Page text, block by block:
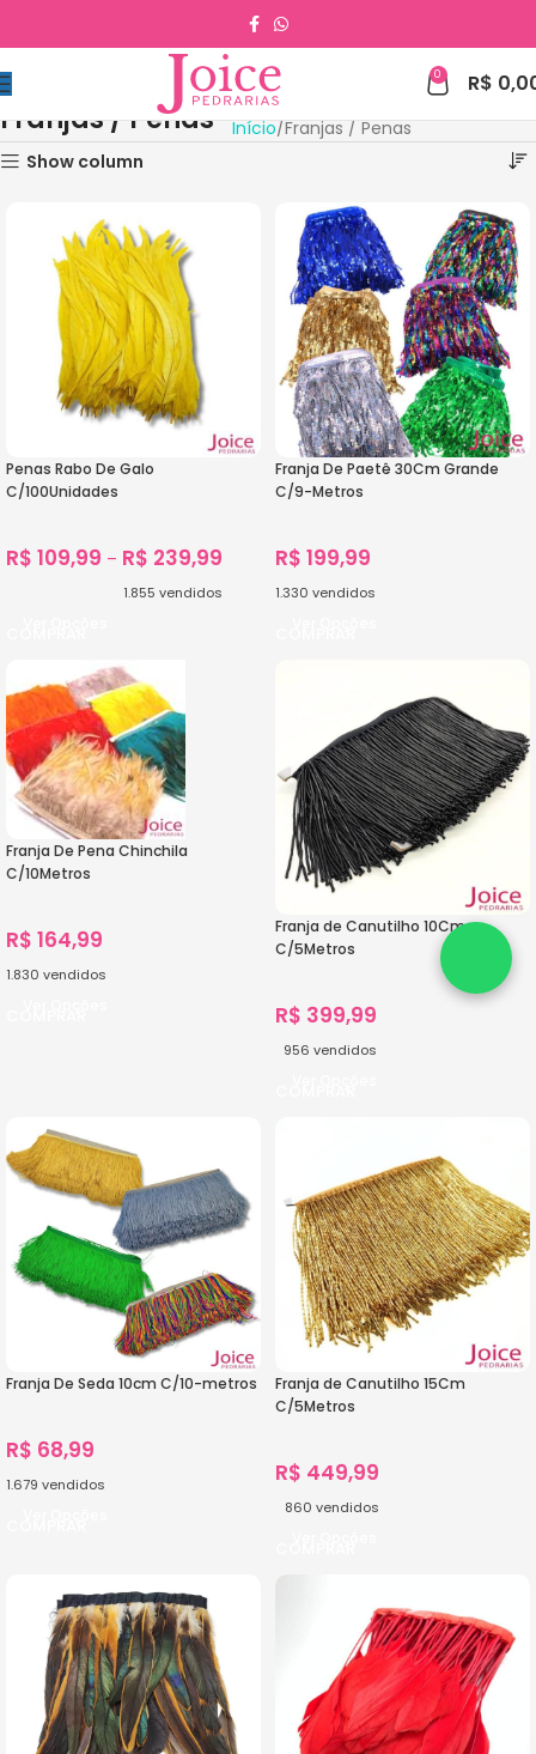
0 R$
Franjas / Penas Início Franjas / Penas
Show column
Penas Rabo De Galo
C/100Unidades
R$ 109,99 – R$ 239,99
1.855 vendidos
Franja De Paetê 30Cm Grande
C/9-Metros
R$ 199,99
1.330 vendidos
Franja De Pena Chinchila
C/10Metros
R$ 164,99
1.830 vendidos
Franja de Canutilho 10Cm
C/5Metros
R$ 399,99
956 vendidos
Franja De Seda 10cm C/10-metros
R$ 68,99
1.679 vendidos
Franja de Canutilho 15Cm
C/5Metros
R$ 449,99
860 vendidos